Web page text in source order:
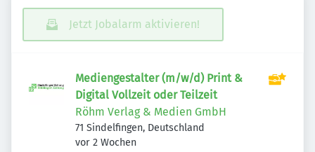
Jetzt Jobalarm aktivieren!
Mediengestalter (m/w/d) Print &
Digital Vollzeit oder Teilzeit
Röhm Verlag & Medien GmbH
71 Sindelfingen, Deutschland
Veröffentlicht
vor 2 Wochen